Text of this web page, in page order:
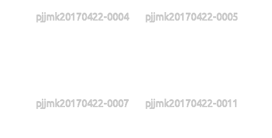
pjjmk20170422-0004 pjjmk20170422-0005
pjjmk20170422-0007 pjjmk20170422-0011